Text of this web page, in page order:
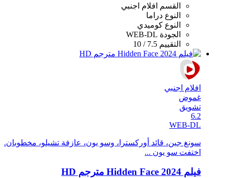
القسم
افلام اجنبي
النوع دراما
النوع كوميدي
الجودة WEB-DL
التقييم 7.5 / 10
افلام اجنبي
غموض
تشويق
6.2
WEB-DL
سونغ جين، قائد أوركسترا، وسو يون، عازفة تشيلو، مخطوبان.
اختفت سو يون ...
فيلم Hidden Face 2024 مترجم HD